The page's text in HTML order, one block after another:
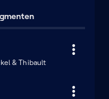
& Thibault